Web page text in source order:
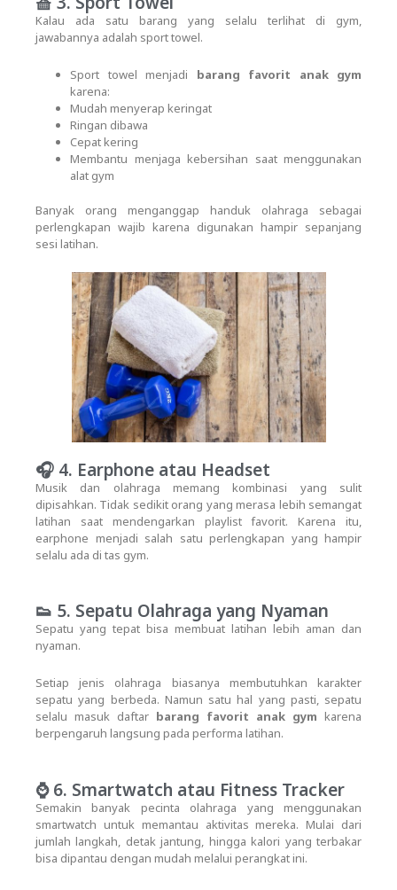
Kalau ada satu barang yang selalu terlihat di gym,
jawabannya adalah sport towel.
Sport towel menjadi barang favorit anak gym
karena:
Mudah menyerap keringat
Ringan dibawa
Cepat kering
Membantu menjaga kebersihan saat menggunakan
alat gym
Banyak orang menganggap handuk olahraga sebagai
perlengkapan wajib karena digunakan hampir sepanjang
sesi latihan.
🎧 4. Earphone atau Headset
Musik dan olahraga memang kombinasi yang sulit
dipisahkan. Tidak sedikit orang yang merasa lebih semangat
latihan saat mendengarkan playlist favorit. Karena itu,
earphone menjadi salah satu perlengkapan yang hampir
selalu ada di tas gym.
👟 5. Sepatu Olahraga yang Nyaman
Sepatu yang tepat bisa membuat latihan lebih aman dan
nyaman.
Setiap jenis olahraga biasanya membutuhkan karakter
sepatu yang berbeda. Namun satu hal yang pasti, sepatu
selalu masuk daftar barang favorit anak gym karena
berpengaruh langsung pada performa latihan.
⌚ 6. Smartwatch atau Fitness Tracker
Semakin banyak pecinta olahraga yang menggunakan
smartwatch untuk memantau aktivitas mereka. Mulai dari
jumlah langkah, detak jantung, hingga kalori yang terbakar
bisa dipantau dengan mudah melalui perangkat ini.